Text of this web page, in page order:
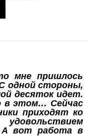
мне пришлось
одной стороны,
десяток идет.
в этом… Сейчас
приходят ко
А вот работа в